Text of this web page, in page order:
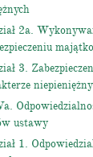
2a.
3.
ustawy
1.